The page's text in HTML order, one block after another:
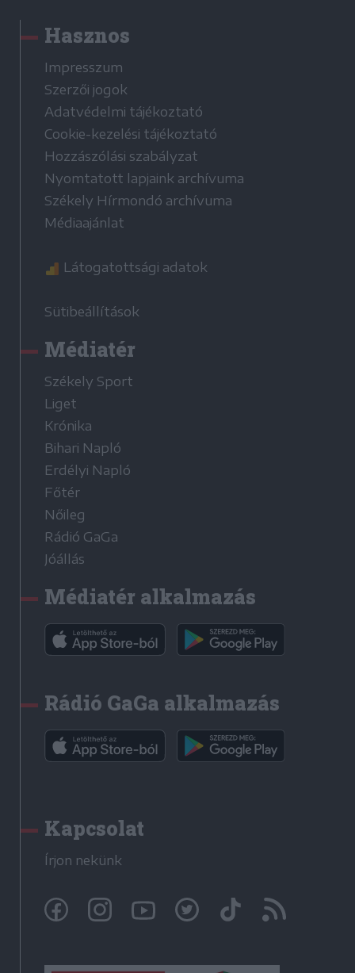
Hasznos
Impresszum
Szerzői jogok
Adatvédelmi tájékoztató
Cookie-kezelési tájékoztató
Hozzászólási szabályzat
Nyomtatott lapjaink archívuma
Székely Hírmondó archívuma
Médiaajánlat
Látogatottsági adatok
Sütibeállítások
Médiatér
Székely Sport
Liget
Krónika
Bihari Napló
Erdélyi Napló
Főtér
Nőileg
Rádió GaGa
Jóállás
Médiatér alkalmazás
Rádió GaGa alkalmazás
Kapcsolat
Írjon nekünk